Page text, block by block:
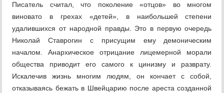
Писатель считал, что поколение «отцов» во многом
виновато в грехах «детей», в наибольшей степени
удалившихся от народной правды. Это в первую очередь
Николай Ставрогин с присущим ему демоническим
началом. Анархическое отрицание лицемерной морали
общества приводит его самого к цинизму и разврату.
Искалечив жизнь многим людям, он кончает с собой,
отказываясь бежать в Швейцарию после ареста созданной